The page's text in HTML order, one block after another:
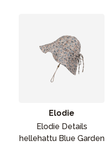
Elodie
Elodie Details
hellehattu Blue Garden